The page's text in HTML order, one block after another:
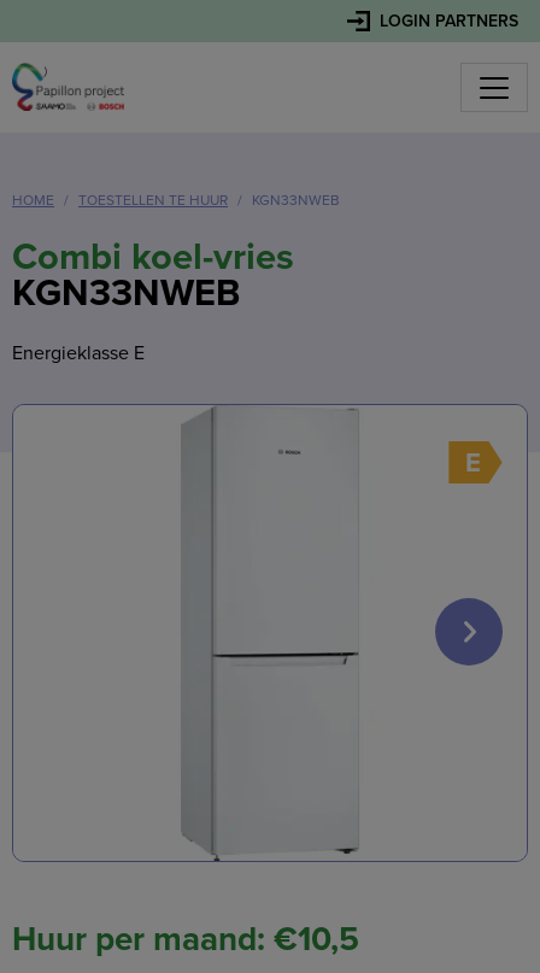
LOGIN PARTNERS
HOME TOESTELLEN TE HUUR KGN33NWEB
Combi koel-vries
KGN33NWEB
Energieklasse E
E
Huur per maand: €10,5